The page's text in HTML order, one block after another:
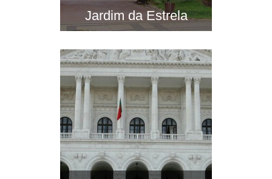
Jardim da Estrela